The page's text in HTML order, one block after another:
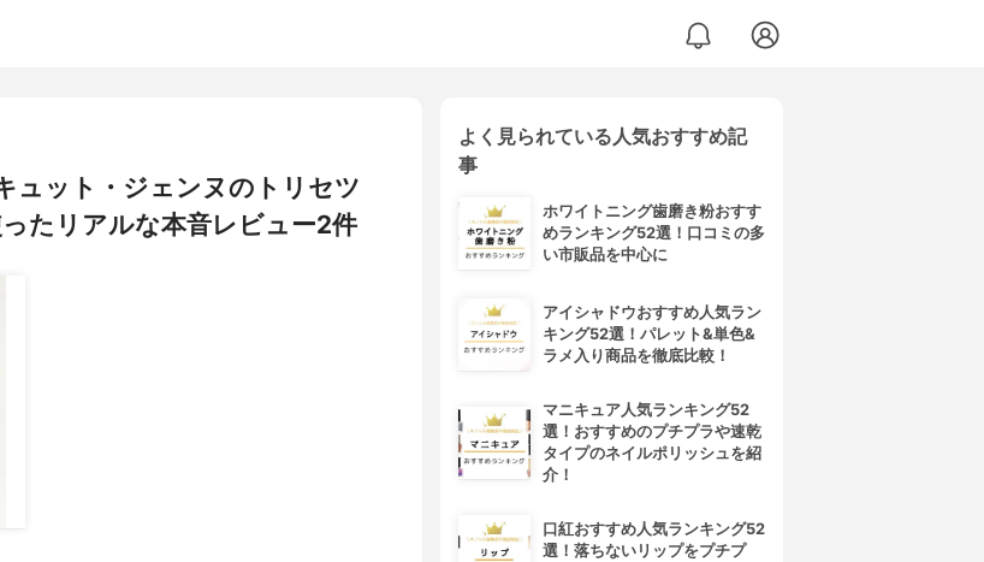
ュット・ジェンヌのトリセツ
たリアルな本音レビュー2件
よく見られている人気おすすめ記
事
ホワイトニング歯磨き粉おすす
めランキング52選！口コミの多
い市販品を中心に
アイシャドウおすすめ人気ラン
キング52選！パレット&単色&
ラメ入り商品を徹底比較！
マニキュア人気ランキング52
選！おすすめのプチプラや速乾
タイプのネイルポリッシュを紹
介！
口紅おすすめ人気ランキング52
選！落ちないリップをプチプ